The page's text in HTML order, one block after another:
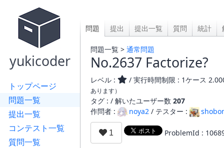
yukicoder
トップページ
問題一覧
提出一覧
コンテスト一覧
質問一覧
問題 提出 提出一覧 質問 統計
問題一覧 > 通常問題
No.2637 Factorize?
レベル : / 実行時間制限 : 1ケース
あります）
タグ : / 解いたユーザー数 207
作問者 :
noya2 / テスター :
ProblemId :